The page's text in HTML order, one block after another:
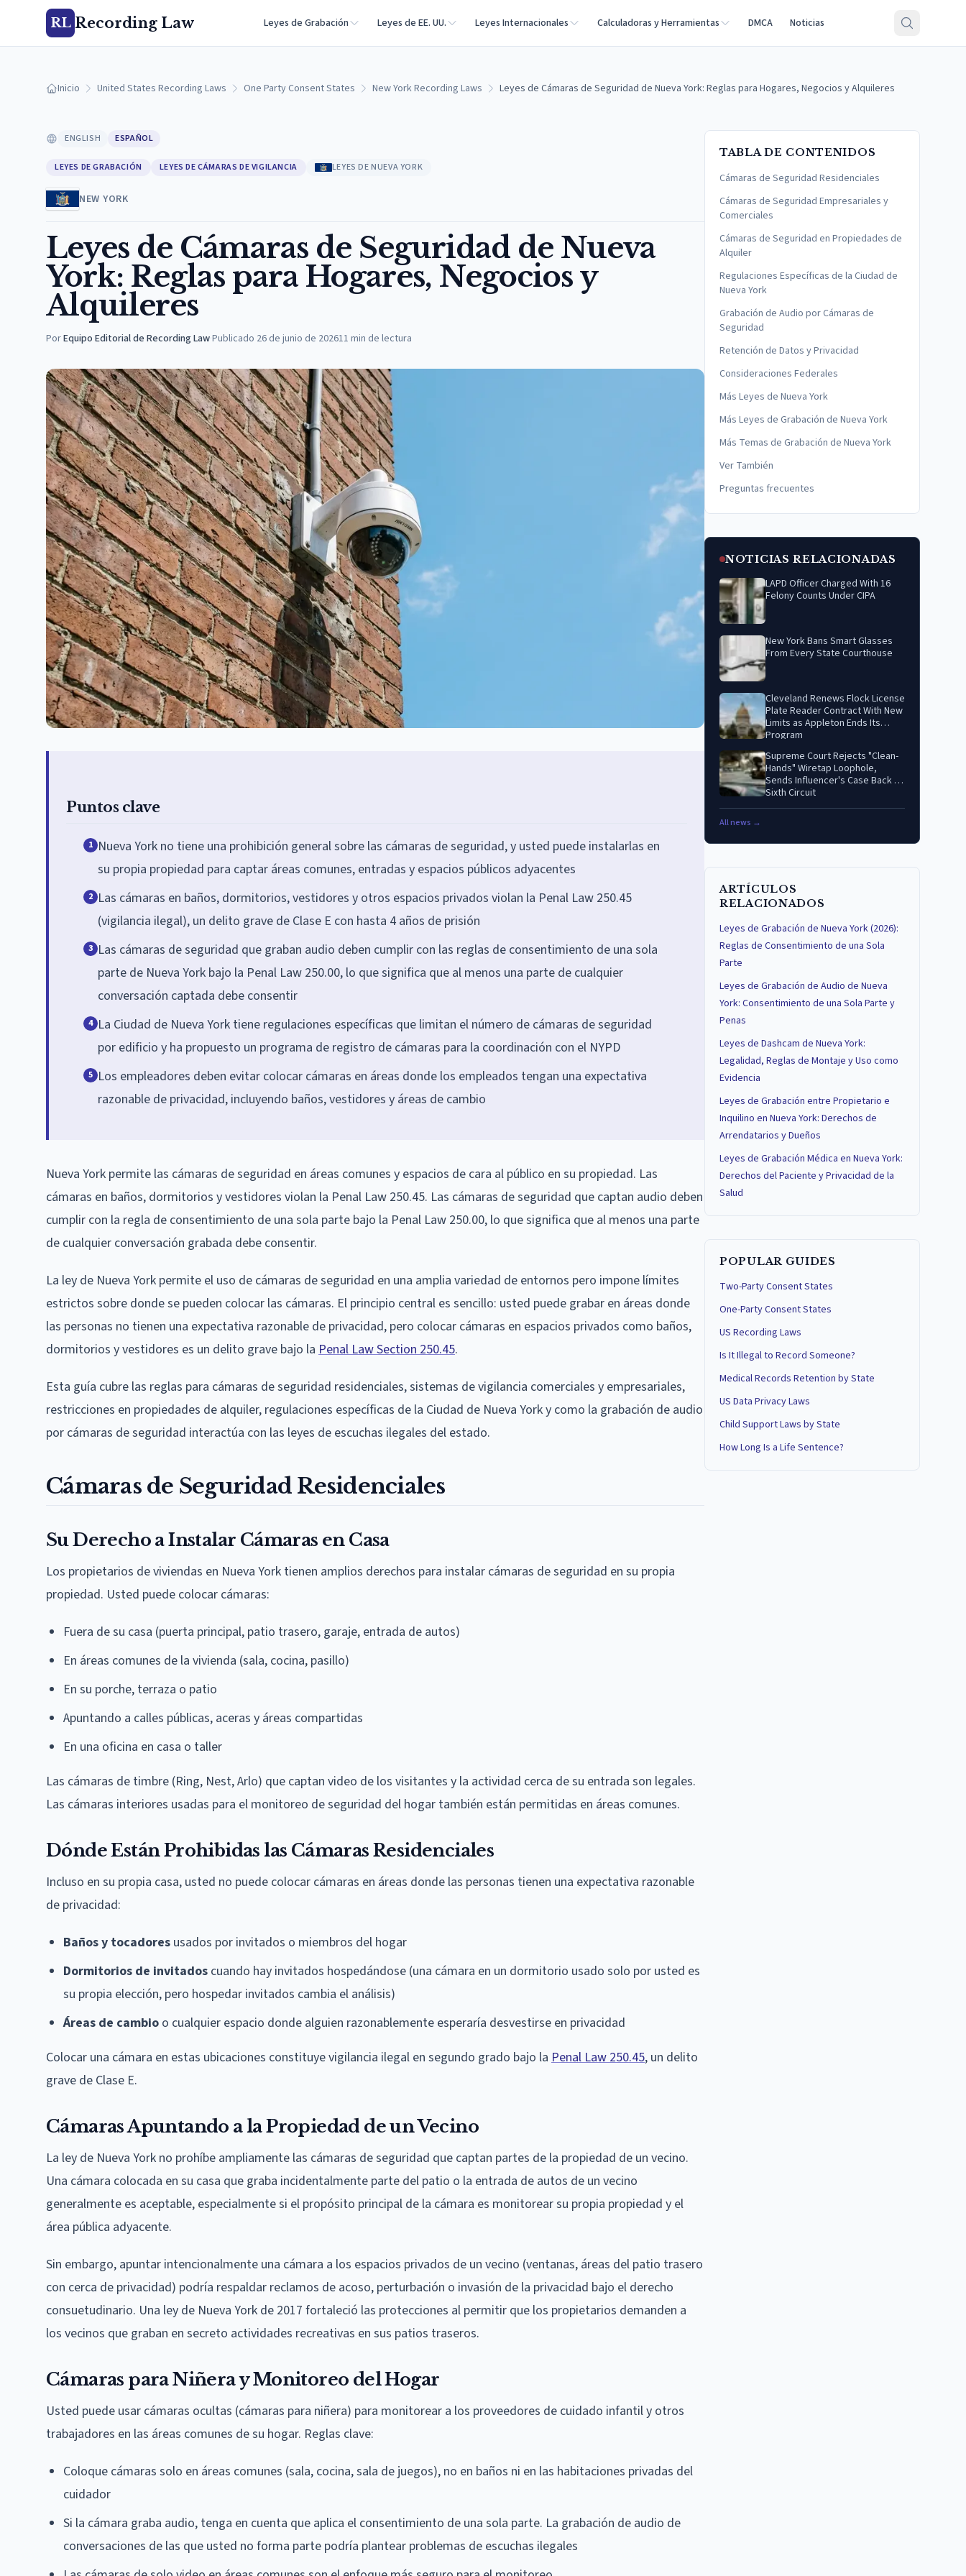
RL Recording Law Leyes de Grabación Leyes de EE. UU. Leyes Internacionales Calculadoras y Herramientas DMCA Noticias
Inicio United States Recording Laws One Party Consent States New York Recording Laws Leyes de Cámaras de Seguridad de Nueva York: Reglas para Hogares, Negocios y Alquileres
ENGLISH ESPAÑOL
LEYES DE GRABACIÓN LEYES DE CÁMARAS DE VIGILANCIA LEYES DE NUEVA YORK
NEW YORK
Leyes de Cámaras de Seguridad de Nueva
York: Reglas para Hogares, Negocios y
Alquileres
PorEquipo Editorial de Recording Law·Publicado 26 de junio de 202611 min de lectura
Puntos clave
1 Nueva York no tiene una prohibición general sobre las cámaras de seguridad, y usted puede instalarlas en
su propia propiedad para captar áreas comunes, entradas y espacios públicos adyacentes
2 Las cámaras en baños, dormitorios, vestidores y otros espacios privados violan la Penal Law 250.45
(vigilancia ilegal), un delito grave de Clase E con hasta 4 años de prisión
3 Las cámaras de seguridad que graban audio deben cumplir con las reglas de consentimiento de una sola
parte de Nueva York bajo la Penal Law 250.00, lo que significa que al menos una parte de cualquier
conversación captada debe consentir
4 La Ciudad de Nueva York tiene regulaciones específicas que limitan el número de cámaras de seguridad
por edificio y ha propuesto un programa de registro de cámaras para la coordinación con el NYPD
5 Los empleadores deben evitar colocar cámaras en áreas donde los empleados tengan una expectativa
razonable de privacidad, incluyendo baños, vestidores y áreas de cambio
Nueva York permite las cámaras de seguridad en áreas comunes y espacios de cara al público en su propiedad. Las
cámaras en baños, dormitorios y vestidores violan la Penal Law 250.45. Las cámaras de seguridad que captan audio deben
cumplir con la regla de consentimiento de una sola parte bajo la Penal Law 250.00, lo que significa que al menos una parte
de cualquier conversación grabada debe consentir.
La ley de Nueva York permite el uso de cámaras de seguridad en una amplia variedad de entornos pero impone límites
estrictos sobre donde se pueden colocar las cámaras. El principio central es sencillo: usted puede grabar en áreas donde
las personas no tienen una expectativa razonable de privacidad, pero colocar cámaras en espacios privados como baños,
dormitorios y vestidores es un delito grave bajo la Penal Law Section 250.45.
Esta guía cubre las reglas para cámaras de seguridad residenciales, sistemas de vigilancia comerciales y empresariales,
restricciones en propiedades de alquiler, regulaciones específicas de la Ciudad de Nueva York y como la grabación de audio
por cámaras de seguridad interactúa con las leyes de escuchas ilegales del estado.
Cámaras de Seguridad Residenciales
Su Derecho a Instalar Cámaras en Casa
Los propietarios de viviendas en Nueva York tienen amplios derechos para instalar cámaras de seguridad en su propia
propiedad. Usted puede colocar cámaras:
Fuera de su casa (puerta principal, patio trasero, garaje, entrada de autos)
En áreas comunes de la vivienda (sala, cocina, pasillo)
En su porche, terraza o patio
Apuntando a calles públicas, aceras y áreas compartidas
En una oficina en casa o taller
Las cámaras de timbre (Ring, Nest, Arlo) que captan video de los visitantes y la actividad cerca de su entrada son legales.
Las cámaras interiores usadas para el monitoreo de seguridad del hogar también están permitidas en áreas comunes.
Dónde Están Prohibidas las Cámaras Residenciales
Incluso en su propia casa, usted no puede colocar cámaras en áreas donde las personas tienen una expectativa razonable
de privacidad:
Baños y tocadores usados por invitados o miembros del hogar
Dormitorios de invitados cuando hay invitados hospedándose (una cámara en un dormitorio usado solo por usted es
su propia elección, pero hospedar invitados cambia el análisis)
Áreas de cambio o cualquier espacio donde alguien razonablemente esperaría desvestirse en privacidad
Colocar una cámara en estas ubicaciones constituye vigilancia ilegal en segundo grado bajo la Penal Law 250.45, un delito
grave de Clase E.
Cámaras Apuntando a la Propiedad de un Vecino
La ley de Nueva York no prohíbe ampliamente las cámaras de seguridad que captan partes de la propiedad de un vecino.
Una cámara colocada en su casa que graba incidentalmente parte del patio o la entrada de autos de un vecino
generalmente es aceptable, especialmente si el propósito principal de la cámara es monitorear su propia propiedad y el
área pública adyacente.
Sin embargo, apuntar intencionalmente una cámara a los espacios privados de un vecino (ventanas, áreas del patio trasero
con cerca de privacidad) podría respaldar reclamos de acoso, perturbación o invasión de la privacidad bajo el derecho
consuetudinario. Una ley de Nueva York de 2017 fortaleció las protecciones al permitir que los propietarios demanden a
los vecinos que graban en secreto actividades recreativas en sus patios traseros.
Cámaras para Niñera y Monitoreo del Hogar
Usted puede usar cámaras ocultas (cámaras para niñera) para monitorear a los proveedores de cuidado infantil y otros
trabajadores en las áreas comunes de su hogar. Reglas clave:
Coloque cámaras solo en áreas comunes (sala, cocina, sala de juegos), no en baños ni en las habitaciones privadas del
cuidador
Si la cámara graba audio, tenga en cuenta que aplica el consentimiento de una sola parte. La grabación de audio de
conversaciones de las que usted no forma parte podría plantear problemas de escuchas ilegales
TABLA DE CONTENIDOS
Cámaras de Seguridad Residenciales
Cámaras de Seguridad Empresariales y
Comerciales
Cámaras de Seguridad en Propiedades de
Alquiler
Regulaciones Específicas de la Ciudad de
Nueva York
Grabación de Audio por Cámaras de
Seguridad
Retención de Datos y Privacidad
Consideraciones Federales
Más Leyes de Nueva York
Más Leyes de Grabación de Nueva York
Más Temas de Grabación de Nueva York
Ver También
Preguntas frecuentes
NOTICIAS RELACIONADAS
LAPD Officer Charged With 16
Felony Counts Under CIPA
New York Bans Smart Glasses
From Every State Courthouse
Cleveland Renews Flock License
Plate Reader Contract With New
Limits as Appleton Ends Its
Program
Supreme Court Rejects "Clean-
Hands" Wiretap Loophole,
Sends Influencer's Case Back to
Sixth Circuit
All news →
ARTÍCULOS
RELACIONADOS
Leyes de Grabación de Nueva York (2026):
Reglas de Consentimiento de una Sola
Parte
Leyes de Grabación de Audio de Nueva
York: Consentimiento de una Sola Parte y
Penas
Leyes de Dashcam de Nueva York:
Legalidad, Reglas de Montaje y Uso como
Evidencia
Leyes de Grabación entre Propietario e
Inquilino en Nueva York: Derechos de
Arrendatarios y Dueños
Leyes de Grabación Médica en Nueva York:
Derechos del Paciente y Privacidad de la
Salud
POPULAR GUIDES
Two-Party Consent States
One-Party Consent States
US Recording Laws
Is It Illegal to Record Someone?
Medical Records Retention by State
US Data Privacy Laws
Child Support Laws by State
How Long Is a Life Sentence?